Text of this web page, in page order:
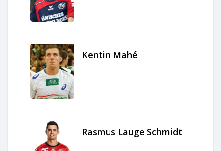
Kentin Mahé
Rasmus Lauge Schmidt